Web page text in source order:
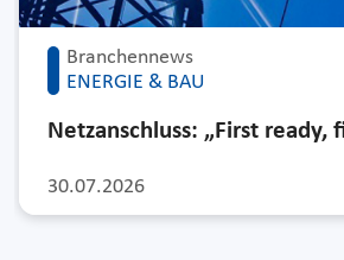
Branchennews
ENERGIE & BAU
30.07.2026
Netzanschluss: „First ready,